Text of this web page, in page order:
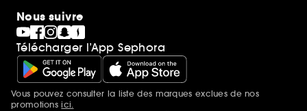
Nous suivre
Télécharger l’App Sephora
Mentions additionnelles
Vous pouvez consulter la liste des marques exclues de nos
promotionsici.